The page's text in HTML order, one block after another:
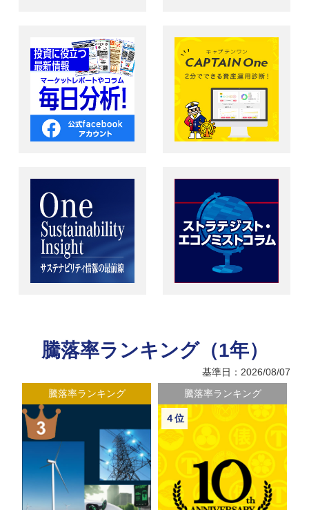
騰落率ランキング（1年）
基準日：2026/08/07
騰落率ランキング
５位
騰落率ランキング
６位